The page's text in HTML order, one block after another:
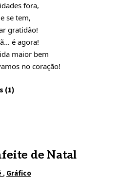
fora,
se tem,
gratidão!
é agora!
maior bem
no coração!
(1)
de Natal
, Gráfico